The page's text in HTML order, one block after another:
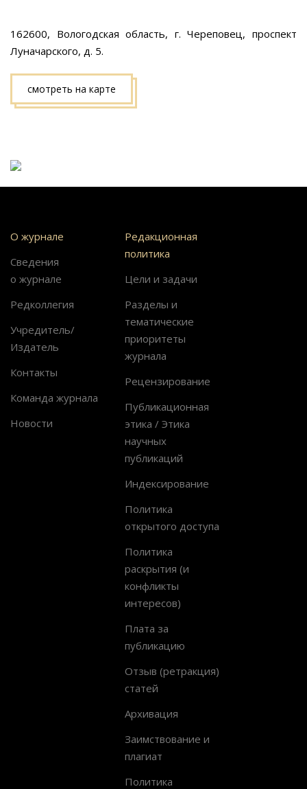
162600, Вологодская область, г. Череповец, проспект
Луначарского, д. 5.
смотреть на карте
О журнале
Сведения
о журнале
Редколлегия
Учредитель/
Издатель
Контакты
Команда журнала
Новости
Редакционная
политика
Цели и задачи
Разделы и
тематические
приоритеты
журнала
Рецензирование
Публикационная
этика / Этика
научных
публикаций
Индексирование
Политика
открытого доступа
Политика
раскрытия (и
конфликты
интересов)
Плата за
публикацию
Отзыв (ретракция)
статей
Архивация
Заимствование и
плагиат
Политика